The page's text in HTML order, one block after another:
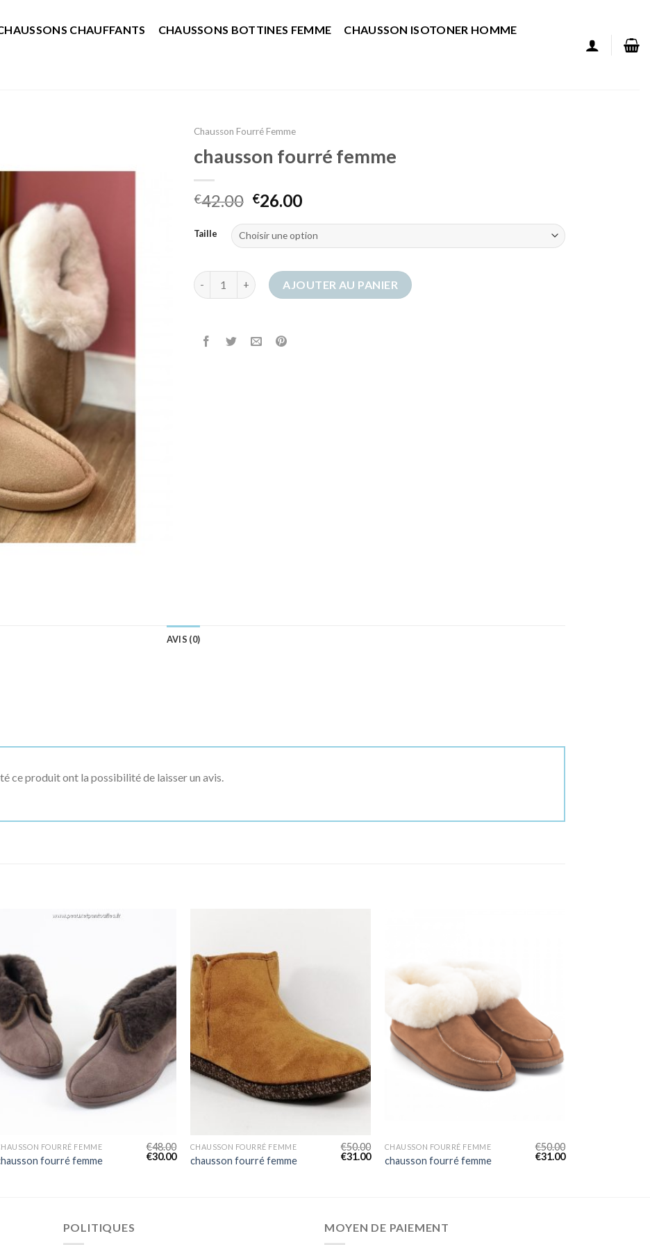
CHAUFFANTS CHAUSSONS BOTTINES FEMME CHAUSSON ISOTONER HOMME
Chausson Fourré Femme
chausson fourré femme
€42.00 €26.00
Taille
quantité de chausson fourré femme
AJOUTER AU PANIER
AVIS (0)
ce produit ont la possibilité de laisser un avis.
FOURRÉ FEMME
fourré femme
€48.00
€30.00
CHAUSSON FOURRÉ FEMME
chausson fourré femme
€50.00
€31.00
CHAUSSON FOURRÉ FEMME
chausson fourré femme
€50.00
€31.00
POLITIQUES MOYEN DE PAIEMENT